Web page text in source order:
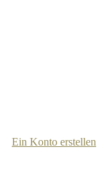
Ein Konto erstellen